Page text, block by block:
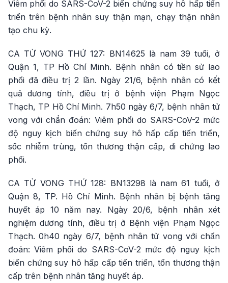
Viêm phổi do SARS-CoV-2 biến chứng suy hô hấp tiến
triển trên bệnh nhân suy thận mạn, chạy thận nhân
tạo chu kỳ.
CA TỬ VONG THỨ 127: BN14625 là nam 39 tuổi, ở
Quận 1, TP Hồ Chí Minh. Bệnh nhân có tiền sử lao
phổi đã điều trị 2 lần. Ngày 21/6, bệnh nhân có kết
quả dương tính, điều trị ở bệnh viện Phạm Ngọc
Thạch, TP Hồ Chí Minh. 7h50 ngày 6/7, bệnh nhân tử
vong với chẩn đoán: Viêm phổi do SARS-CoV-2 mức
độ nguy kịch biến chứng suy hô hấp cấp tiến triển,
sốc nhiễm trùng, tổn thương thận cấp, di chứng lao
phổi.
CA TỬ VONG THỨ 128: BN13298 là nam 61 tuổi, ở
Quận 8, TP. Hồ Chí Minh. Bệnh nhân bị bệnh tăng
huyết áp 10 năm nay. Ngày 20/6, bệnh nhân xét
nghiệm dương tính, điều trị ở Bệnh viện Phạm Ngọc
Thạch. 0h40 ngày 6/7, bệnh nhân tử vong với chẩn
đoán: Viêm phổi do SARS-CoV-2 mức độ nguy kịch
biến chứng suy hô hấp cấp tiến triển, tổn thương thận
cấp trên bệnh nhân tăng huyết áp.